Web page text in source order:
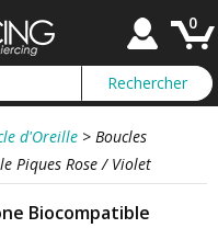
0
d'Oreille > Boucles
Piques Rose / Violet
Biocompatible